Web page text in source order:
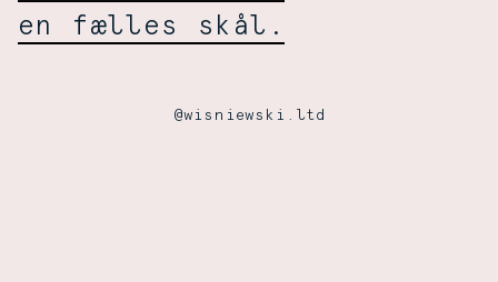
en fælles skål.
@wisniewski.ltd